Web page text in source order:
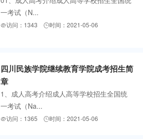
一考试（N...
访问：1343 时间：2021-05-06
四川民族学院继续教育学院成考招生简
章
1、成人高考介绍成人高等学校招生全国统
一考试（Na...
访问：1365 时间：2021-05-06